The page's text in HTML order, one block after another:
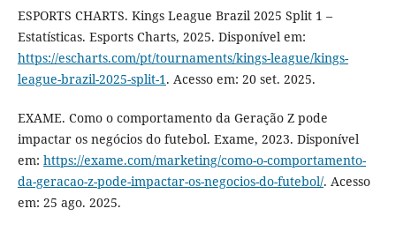
ESPORTS CHARTS. Kings League Brazil 2025 Split 1 –
Estatísticas. Esports Charts, 2025. Disponível em:
https://escharts.com/pt/tournaments/kings-league/kings-
league-brazil-2025-split-1 . Acesso em: 20 set. 2025.
EXAME. Como o comportamento da Geração Z pode
impactar os negócios do futebol. Exame, 2023. Disponível
em: https://exame.com/marketing/como-o-comportamento-
da-geracao-z-pode-impactar-os-negocios-do-futebol/. Acesso
em: 25 ago. 2025.